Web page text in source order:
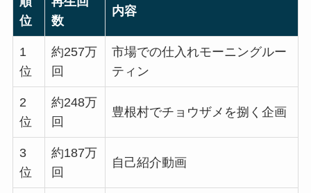
位
数
内容
1
位
約257万
回
市場での仕入れモーニングルー
ティン
2
位
約248万
回
豊根村でチョウザメを捌く企画
3
位
約187万
回
自己紹介動画